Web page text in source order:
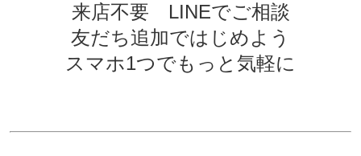
来店不要 LINEでご相談
友だち追加ではじめよう
スマホ1つでもっと気軽に